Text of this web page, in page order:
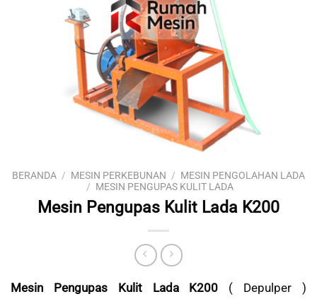
BERANDA / MESIN PERKEBUNAN / MESIN PENGOLAHAN LADA
/ MESIN PENGUPAS KULIT LADA
Mesin Pengupas Kulit Lada K200
Mesin Pengupas Kulit Lada K200 ( Depulper )